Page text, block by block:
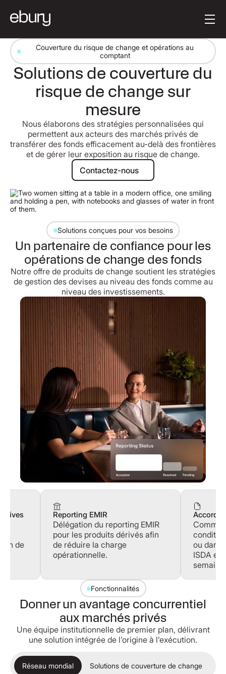
Couverture du risque de change et opérations au
comptant
Solutions de couverture du
risque de change sur
mesure
Nous élaborons des stratégies personnalisées qui
permettent aux acteurs des marchés privés de
transférer des fonds efficacement au-delà des frontières
et de gérer leur exposition au risque de change.
Contactez-nous
Contactez-nous
Solutions conçues pour vos besoins
Un partenaire de confiance pour les
opérations de change des fonds
Notre offre de produits de change soutient les stratégies
de gestion des devises au niveau des fonds comme au
niveau des investissements.
de
Reporting EMIR
Délégation du reporting EMIR
pour les produits dérivés afin
de réduire la charge
opérationnelle.
Accord
ou dans
ISDA en
Fonctionnalités
Donner un avantage concurrentiel
aux marchés privés
Une équipe institutionnelle de premier plan, délivrant
une solution intégrée de l’origine à l’exécution.
Réseau mondial Solutions de couverture de change